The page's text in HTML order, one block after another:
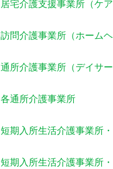
居宅介護支援事業所（ケ
訪問介護事業所（ホーム
通所介護事業所（デイサ
各通所介護事業所
短期入所生活介護事業所
短期入所生活介護事業所